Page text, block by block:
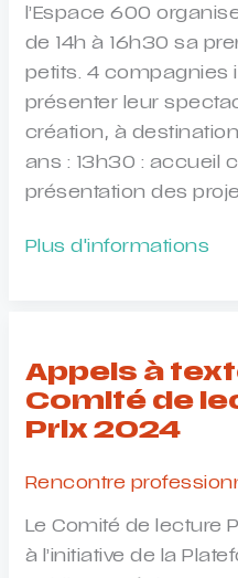
l’Espace 600
de 14h à 16h30 sa
petits. 4 compagnies
présenter leur
création, à
ans : 13h30 : accueil
présentation des
Fenêtre
–
Espace
600
Plus d'informations
Appels à
Comité de
Prix 2024
Rencontre
Le Comité de lecture
à l’initiative de la